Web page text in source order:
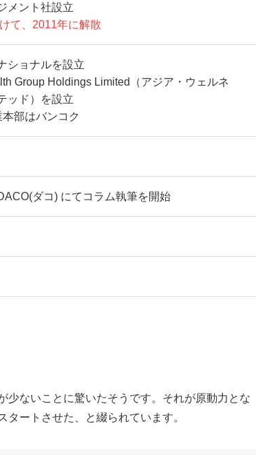
メント社設立
て、2011年に解散
ショナルを設立
Group Holdings Limited（アジア・ウェルネ
ッド）を設立
本部はバンコク
ダコ) にてコラム執筆を開始
少ないことに驚いたそうです。それが原動力とな
ートさせた、と綴られています。